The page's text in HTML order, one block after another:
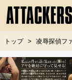
トップ 凌辱探偵フ